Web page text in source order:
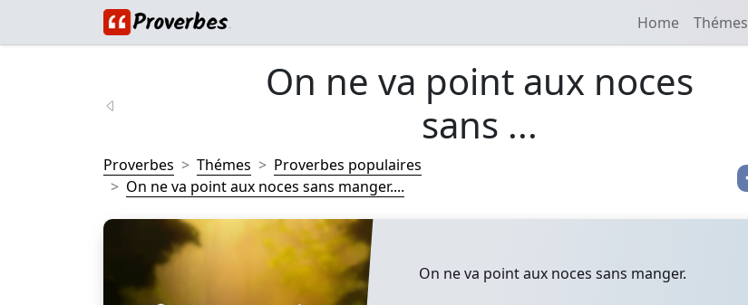
Home Thémes
On ne va point aux noces
sans ...
Proverbes Thémes
Proverbes populaires
On ne va point aux noces sans manger....
On ne va point aux noces sans manger.